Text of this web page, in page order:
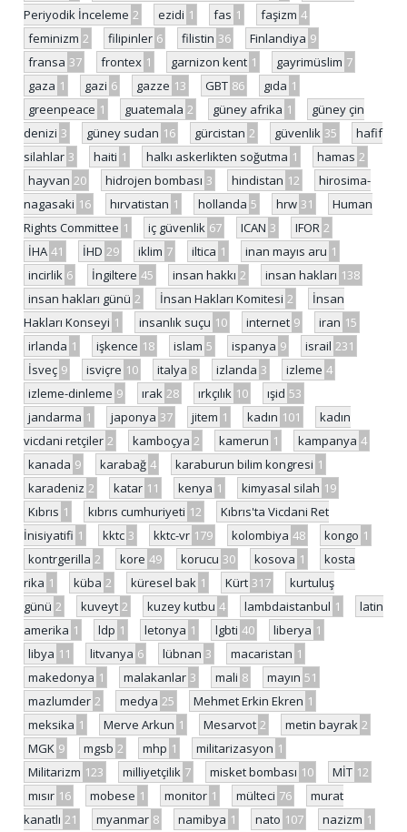
Periyodik İnceleme 2 ezidi 1 fas 1 faşizm 4
feminizm 2 filipinler 6 filistin 36 Finlandiya 9
fransa 37 frontex 1 garnizon kent 1 gayrimüslim 7
gaza 1 gazi 6 gazze 13 GBT 86 gıda 1
greenpeace 1 guatemala 2 güney afrika 1
güney çin
denizi 3 güney sudan 16 gürcistan 2 güvenlik 35
hafif
silahlar 3 haiti 1 halkı askerlikten soğutma 1 hamas 2
hayvan 20 hidrojen bombası 3 hindistan 12
hirosima-
nagasaki 16 hırvatistan 1 hollanda 5 hrw 31
Human
Rights Committee 1 iç güvenlik 67 ICAN 3 IFOR 2
İHA 41 İHD 29 iklim 7 iltica 1 inan mayıs aru 1
incirlik 6 İngiltere 45 insan hakkı 2 insan hakları 138
insan hakları günü 2 İnsan Hakları Komitesi 2
İnsan
Hakları Konseyi 1 insanlık suçu 10 internet 9 iran 15
irlanda 1 işkence 18 islam 5 ispanya 9 israil 231
İsveç 9 isviçre 10 italya 8 izlanda 3 izleme 4
izleme-dinleme 9 ırak 28 ırkçılık 10 ışid 53
jandarma 1 japonya 37 jitem 1 kadın 101
kadın
vicdani retçiler 2 kamboçya 2 kamerun 1 kampanya 4
kanada 9 karabağ 4 karaburun bilim kongresi 1
karadeniz 2 katar 11 kenya 1 kimyasal silah 19
Kıbrıs 1 kıbrıs cumhuriyeti 12
Kıbrıs'ta Vicdani Ret
İnisiyatifi 1 kktc 3 kktc-vr 179 kolombiya 48 kongo 1
kontrgerilla 2 kore 49 korucu 30 kosova 1
kosta
rika 1 küba 2 küresel bak 1 Kürt 317
kurtuluş
günü 2 kuveyt 2 kuzey kutbu 4 lambdaistanbul 1
latin
amerika 1 ldp 1 letonya 1 lgbti 40 liberya 1
libya 11 litvanya 6 lübnan 3 macaristan 1
makedonya 1 malakanlar 3 mali 8 mayın 51
mazlumder 2 medya 25 Mehmet Erkin Ekren 1
meksika 1 Merve Arkun 1 Mesarvot 2 metin bayrak 2
MGK 9 mgsb 2 mhp 1 militarizasyon 1
Militarizm 123 milliyetçilik 7 misket bombası 10 MİT 12
mısır 16 mobese 1 monitor 1 mülteci 76
murat
kanatlı 21 myanmar 8 namibya 1 nato 107 nazizm 1